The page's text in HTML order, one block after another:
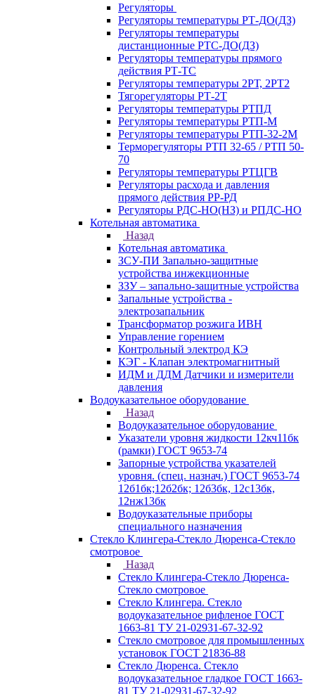
Регуляторы
Регуляторы температуры РТ-ДО(ДЗ)
Регуляторы температуры
дистанционные РТС-ДО(ДЗ)
Регуляторы температуры прямого
действия РТ-ТС
Регуляторы температуры 2РТ, 2РT2
Тягорегуляторы РТ-2Т
Регуляторы температуры РТПД
Регуляторы температуры РТП-M
Регуляторы температуры РТП-32-2М
Терморегуляторы РТП 32-65 / РТП 50-
70
Регуляторы температуры РТЦГВ
Регуляторы расхода и давления
прямого действия РР-РД
Регуляторы РДС-НО(НЗ) и РПДС-НО
Котельная автоматика
Назад
Котельная автоматика
ЗСУ-ПИ Запально-защитные
устройства инжекционные
ЗЗУ – запально-защитные устройства
Запальные устройства -
электрозапальник
Трансформатор розжига ИВН
Управление горением
Контрольный электрод КЭ
КЭГ - Клапан электромагнитный
ИДМ и ДДМ Датчики и измерители
давления
Водоуказательное оборудование
Назад
Водоуказательное оборудование
Указатели уровня жидкости 12кч11бк
(рамки) ГОСТ 9653-74
Запорные устройства указателей
уровня. (спец. назнач.) ГОСТ 9653-74
12б1бк;12б2бк; 12б3бк, 12с13бк,
12нж13бк
Водоуказательные приборы
специального назначения
Стекло Клингера-Стекло Дюренса-Стекло
смотровое
Назад
Стекло Клингера-Стекло Дюренса-
Стекло смотровое
Стекло Клингера. Стекло
водоуказательное рифленое ГОСТ
1663-81 ТУ 21-02931-67-32-92
Стекло смотровое для промышленных
установок ГОСТ 21836-88
Стекло Дюренса. Стекло
водоуказательное гладкое ГОСТ 1663-
81 ТУ 21-02931-67-32-92